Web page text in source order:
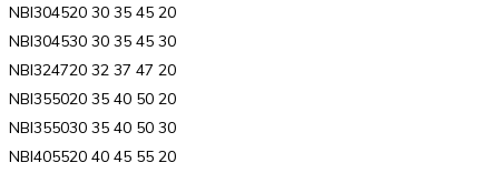
NBI304520 30 35 45 20
NBI304530 30 35 45 30
NBI324720 32 37 47 20
NBI355020 35 40 50 20
NBI355030 35 40 50 30
NBI405520 40 45 55 20